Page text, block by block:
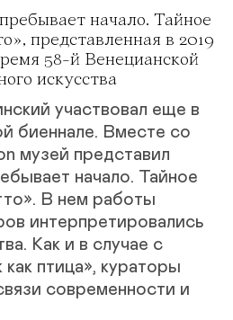
начало. Тайное
представленная в 2019
58-й Венецианской
искусства
участвовал еще в
биеннале. Вместе со
музей представил
начало. Тайное
В нем работы
интерпретировались
Как и в случае с
птица», кураторы
современности и